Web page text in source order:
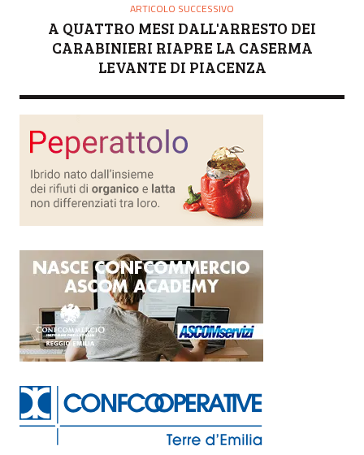
ARTICOLO SUCCESSIVO
A QUATTRO MESI DALL'ARRESTO DEI
CARABINIERI RIAPRE LA CASERMA
LEVANTE DI PIACENZA